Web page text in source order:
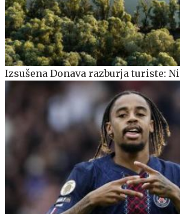
Izsušena Donava razburja turiste: